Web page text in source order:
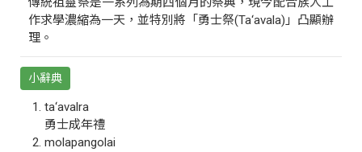
作求學濃縮為一天，並特別將「勇士祭(Ta‘avala)」凸顯辦
理。
小辭典
ta‘avalra
勇士成年禮
molapangolai